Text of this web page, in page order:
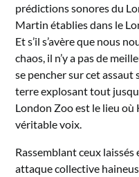
prédictions sonores du
Martin établies dans le
Et s’il s’avère que nous
chaos, il n’y a pas de
se pencher sur cet assaut
terre explosant tout
London Zoo est le lieu
véritable voix.
Rassemblant ceux
attaque collective